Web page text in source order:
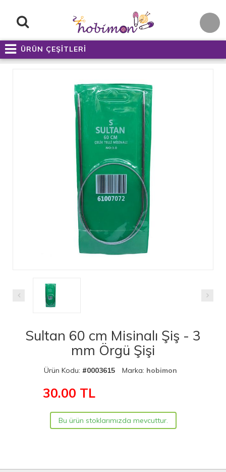
ÜRÜN ÇEŞİTLERİ
Sultan 60 cm Misinalı Şiş - 3
mm Örgü Şişi
Ürün Kodu: #0003615 Marka: hobimon
30.00 TL
Bu ürün stoklarımızda mevcuttur.